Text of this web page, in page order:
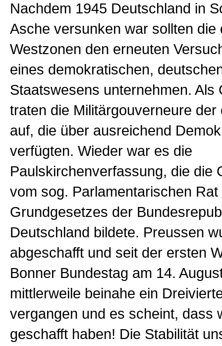
Nachdem 1945 Deutschland in
Asche versunken war sollten die
Westzonen den erneuten
eines demokratischen,
Staatswesens unternehmen. Als
traten die Militärgouverneure der
auf, die über ausreichend
verfügten. Wieder war es die
Paulskirchenverfassung, die die
vom sog. Parlamentarischen
Grundgesetzes der
Deutschland bildete. Preussen
abgeschafft und seit der ersten
Bonner Bundestag am 14.
mittlerweile beinahe ein
vergangen und es scheint, dass
geschafft haben! Die Stabilität